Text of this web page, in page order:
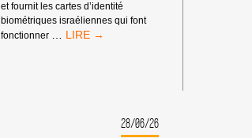
et fournit les cartes d’identité
biométriques israéliennes qui font
fonctionner
BOYCOTT
28/06/26